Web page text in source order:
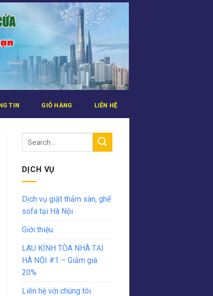
TIN GIỎ HÀNG LIÊN HỆ
DỊCH VỤ
Dịch vụ giặt thảm sàn, ghế
sofa tại Hà Nội
Giới thiệu
LAU KÍNH TÒA NHÀ TẠI
HÀ NỘI #1 – Giảm giá
20%
Liên hệ với chúng tôi